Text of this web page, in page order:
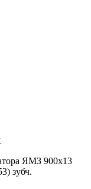
ЯМЗ 900х13
зубч.